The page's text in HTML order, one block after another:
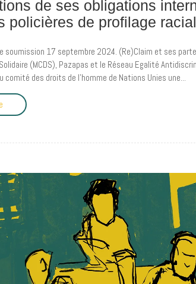
de ses obligations
policières de profilage racial
soumission 17 septembre 2024. (Re)Claim et ses
(MCDS), Pazapas et le Réseau Egalité
comité des droits de l’homme de Nations Unies une...